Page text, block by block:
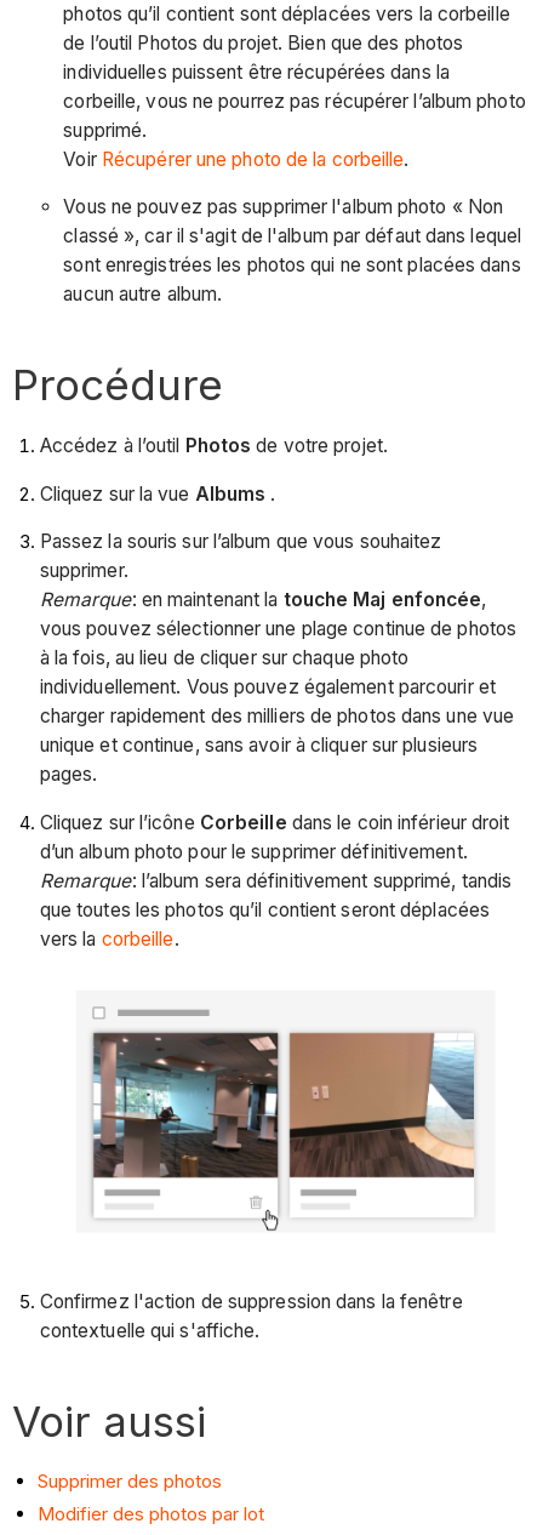
photos qu’il contient sont déplacées vers la corbeille
de l’outil Photos du projet. Bien que des photos
individuelles puissent être récupérées dans la
corbeille, vous ne pourrez pas récupérer l’album photo
supprimé.
Voir Récupérer une photo de la corbeille.
Vous ne pouvez pas supprimer l'album photo « Non
classé », car il s'agit de l'album par défaut dans lequel
sont enregistrées les photos qui ne sont placées dans
aucun autre album.
Procédure
Accédez à l’outil Photos de votre projet.
Cliquez sur la vue Albums .
Passez la souris sur l’album que vous souhaitez
supprimer.
Remarque: en maintenant la touche Maj enfoncée,
vous pouvez sélectionner une plage continue de photos
à la fois, au lieu de cliquer sur chaque photo
individuellement. Vous pouvez également parcourir et
charger rapidement des milliers de photos dans une vue
unique et continue, sans avoir à cliquer sur plusieurs
pages.
Cliquez sur l’icône Corbeille dans le coin inférieur droit
d’un album photo pour le supprimer définitivement.
Remarque: l’album sera définitivement supprimé, tandis
que toutes les photos qu’il contient seront déplacées
vers la corbeille.
Confirmez l'action de suppression dans la fenêtre
contextuelle qui s'affiche.
Voir aussi
Supprimer des photos
Modifier des photos par lot